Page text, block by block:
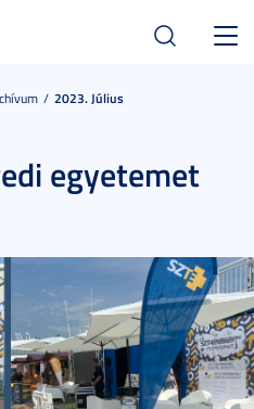
2023. Július
egyetemet